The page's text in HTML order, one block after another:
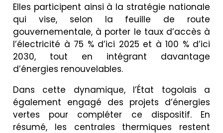
Elles participent ainsi à la stratégie nationale
qui vise, selon la feuille de route
gouvernementale, à porter le taux d’accès à
l’électricité à 75 % d’ici 2025 et à 100 % d’ici
2030, tout en intégrant davantage
d’énergies renouvelables.
Dans cette dynamique, l’État togolais a
également engagé des projets d’énergies
vertes pour compléter ce dispositif. En
résumé, les centrales thermiques restent